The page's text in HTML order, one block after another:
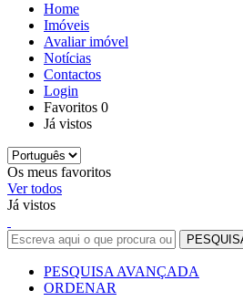
Home
Imóveis
Avaliar imóvel
Notícias
Contactos
Login
Favoritos 0
Já vistos
Os meus favoritos
Ver todos
Já vistos
PESQUISA AVANÇADA
ORDENAR